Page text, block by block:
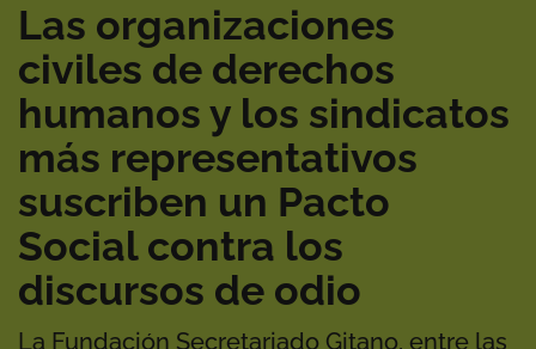
Las organizaciones
civiles de derechos
humanos y los sindicatos
más representativos
suscriben un Pacto
Social contra los
discursos de odio
La Fundación Secretariado Gitano, entre las